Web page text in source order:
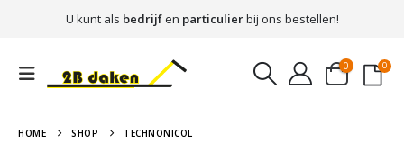
U kunt als bedrijfen particulierbij ons bestellen!
0 0
HOME SHOP TECHNONICOL